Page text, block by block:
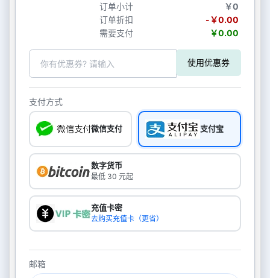
订单小计
￥0
订单折扣
-￥0.00
需要支付
￥0.00
使用优惠券
支付方式
微信支付 支付宝
数字货币
最低 30 元起
充值卡密
去购买充值卡（更省）
邮箱